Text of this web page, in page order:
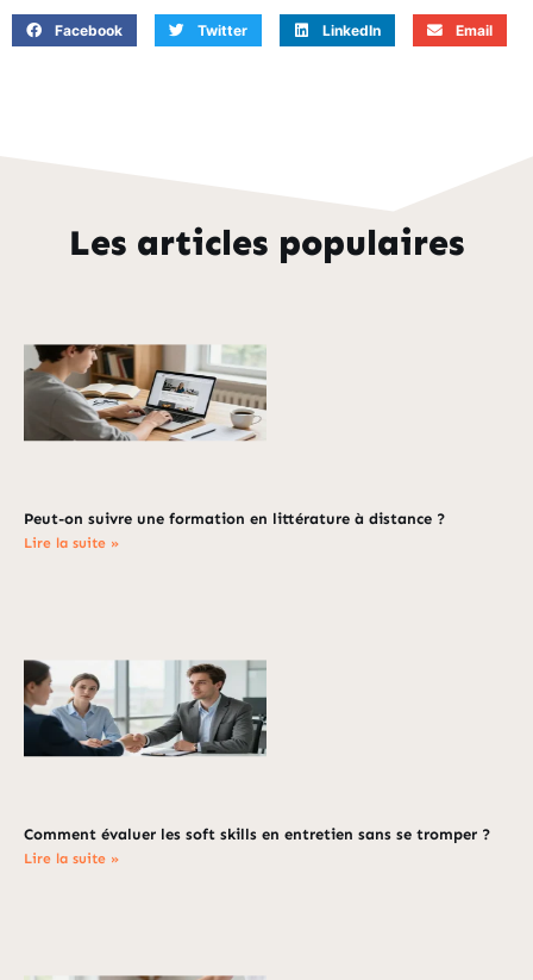
Facebook Twitter LinkedIn Email
Les articles populaires
Peut-on suivre une formation en littérature à distance ?
Lire la suite »
Comment évaluer les soft skills en entretien sans se tromper ?
Lire la suite »